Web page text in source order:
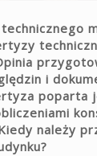
i
poparta
należy